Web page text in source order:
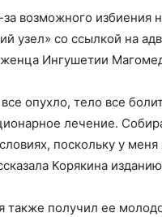
возможного избиения
узел» со ссылкой на
Ингушетии
опухло, тело все
лечение.
поскольку у меня
Корякина
получил ее